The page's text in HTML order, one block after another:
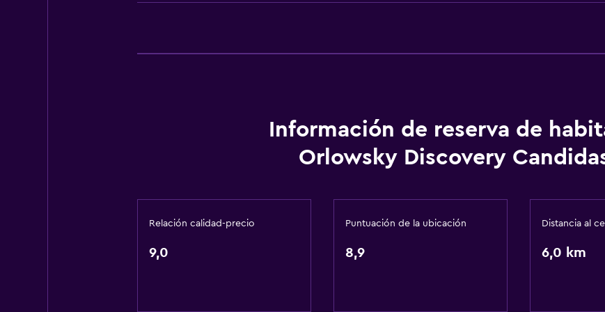
Parque acuático
Recepción 24 horas
Wifi disponible en todas las instalaciones
Extinguidor
Artículos de aseo gratis
Cocina
Tetera eléctrica
Cocineta
Información de reserva de
Orlowsky Discovery
Relación calidad-precio
9,0
Puntuación de la ubicación
8,9
Distancia al
6,0 km